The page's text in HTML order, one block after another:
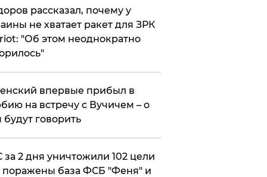
рассказал, почему у
не хватает ракет для ЗРК
"Об этом неоднократно
впервые прибыл в
на встречу с Вучичем – о
будут говорить
за 2 дня уничтожили 102 цели
база ФСБ "Феня" и